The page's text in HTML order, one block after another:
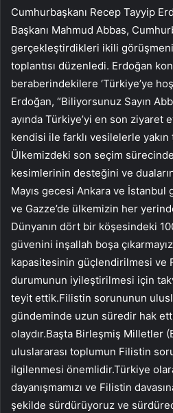
Cumhurbaşkanı Recep Tayyip
Başkanı Mahmud Abbas,
gerçekleştirdikleri ikili
toplantısı düzenledi. Erdoğan
beraberindekilere ‘Türkiye’ye
Erdoğan, “Biliyorsunuz Sayın
ayında Türkiye’yi en son ziyaret
kendisi ile farklı vesilelerle yakın
Ülkemizdeki son seçim
kesimlerinin desteğini ve
Mayıs gecesi Ankara ve İstanbul
ve Gazze’de ülkemizin her
Dünyanın dört bir köşesindeki
güvenini inşallah boşa
kapasitesinin güçlendirilmesi ve
durumunun iyileştirilmesi için
teyit ettik.Filistin sorununun
gündeminde uzun süredir hak
olaydır.Başta Birleşmiş Milletler
uluslararası toplumun Filistin
ilgilenmesi önemlidir.Türkiye
dayanışmamızı ve Filistin
şekilde sürdürüyoruz ve